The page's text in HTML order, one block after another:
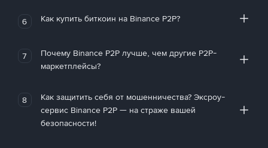
6 Как купить биткоин на Binance P2P?
7
Почему Binance P2P лучше, чем другие P2P-
маркетплейсы?
8
Как защитить себя от мошенничества? Эксроу-
сервис Binance P2P — на страже вашей
безопасности!